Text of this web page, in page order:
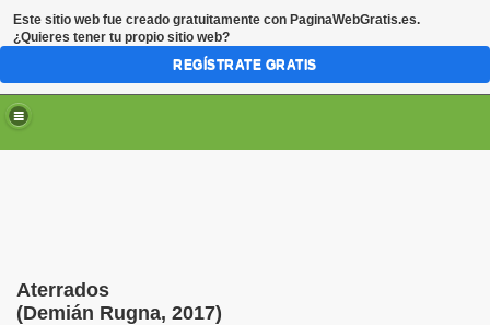
Aterrados
(Demián Rugna, 2017)
Este sitio web fue creado gratuitamente con PaginaWebGratis.es.
¿Quieres tener tu propio sitio web?
REGÍSTRATE GRATIS